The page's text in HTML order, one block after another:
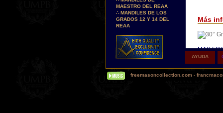
MAESTRO DEL REAA
∴MANDILES DE LOS
GRADOS 12 Y 14 DEL
REAA
Personaliza tus Arreos
TU NOMBRE BORDADO
SOBRE TU MANDIL, TU
BANDA O TU COLLARIN
Nueva pagina !
∴UNA PAGINA DE
TESTIMONIOS DE
AYUDA
freemasoncollection.com -
Más
MAS
Δ
(Hoy en
palabras